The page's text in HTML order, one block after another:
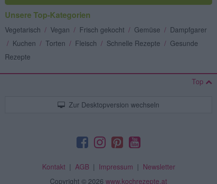
Unsere Top-Kategorien
Vegetarisch / Vegan / Frisch gekocht / Gemüse / Dampfgarer
/ Kuchen / Torten / Fleisch / Schnelle Rezepte / Gesunde
Rezepte
Top
Zur Desktopversion wechseln
Kontakt| AGB| Impressum | Newsletter
Copyright © 2026 www.kochrezepte.at